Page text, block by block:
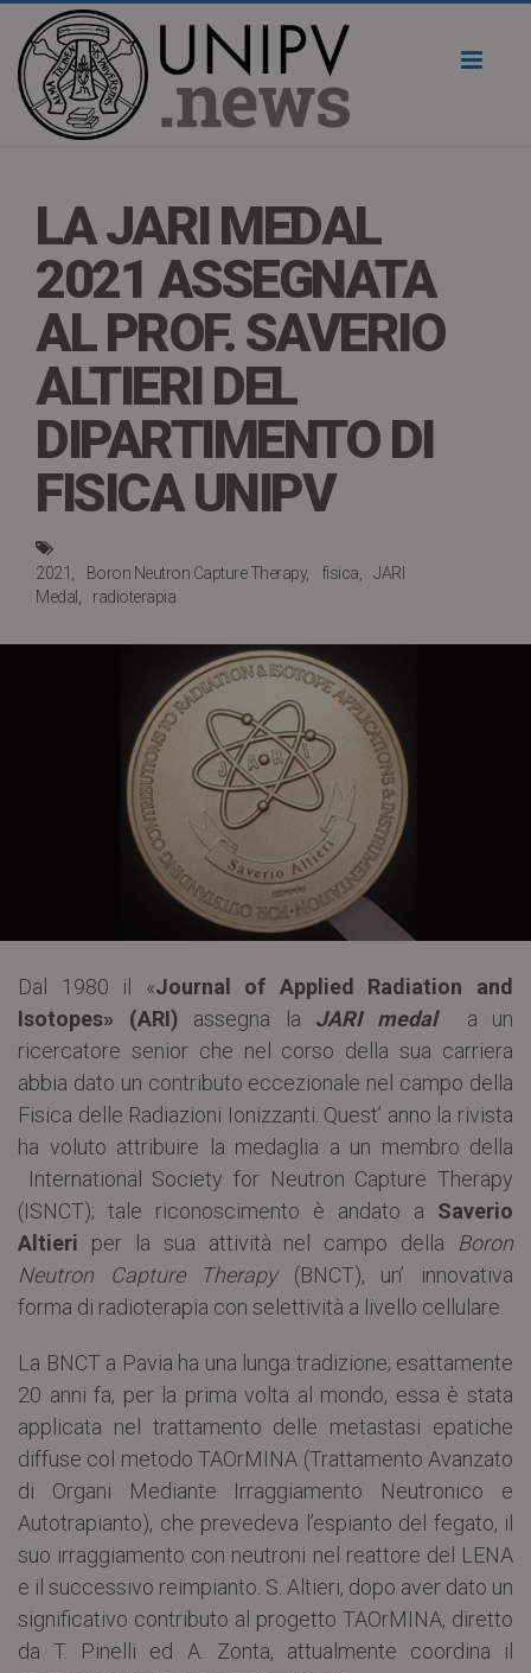
LA JARI MEDAL
2021 ASSEGNATA
AL PROF. SAVERIO
ALTIERI DEL
DIPARTIMENTO DI
FISICA UNIPV
2021 Boron Neutron Capture Therapy fisica
JARI
Medal
radioterapia
Dal 1980 il «Journal of Applied Radiation and
Isotopes» (ARI) assegna la JARI medala un
ricercatore senior che nel corso della sua carriera
abbia dato un contributo eccezionale nel campo della
Fisica delle Radiazioni Ionizzanti. Quest’ anno la rivista
ha voluto attribuire la medaglia a un membro della
International Society for Neutron Capture Therapy
(ISNCT); tale riconoscimento è andato a Saverio
Altieri per la sua attività nel campo della Boron
Neutron Capture Therapy(BNCT), un’ innovativa
forma di radioterapia con selettività a livello cellulare.
La BNCT a Pavia ha una lunga tradizione; esattamente
20 anni fa, per la prima volta al mondo, essa è stata
applicata nel trattamento delle metastasi epatiche
diffuse col metodo TAOrMINA (Trattamento Avanzato
di Organi Mediante Irraggiamento Neutronico e
Autotrapianto), che prevedeva l’espianto del fegato, il
suo irraggiamento con neutroni nel reattore del LENA
e il successivo reimpianto. S. Altieri, dopo aver dato un
significativo contributo al progetto TAOrMINA, diretto
da T. Pinelli ed A. Zonta, attualmente coordina il